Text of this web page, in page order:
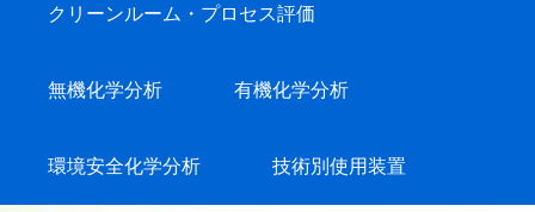
クリーンルーム・プロセス評価
無機化学分析 有機化学分析
環境安全化学分析 技術別使用装置